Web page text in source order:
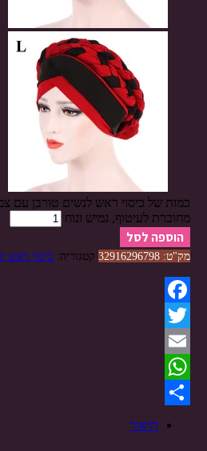
כמות של כיסוי ראש לנשים טורבן עם
מחוברת לעיטוף, גמיש ונוח
הוספה לסל
מק"ט: 32916296798 קטגוריה: כיסוי ראש
Facebook
Twitter
Email
WhatsApp
תיאור